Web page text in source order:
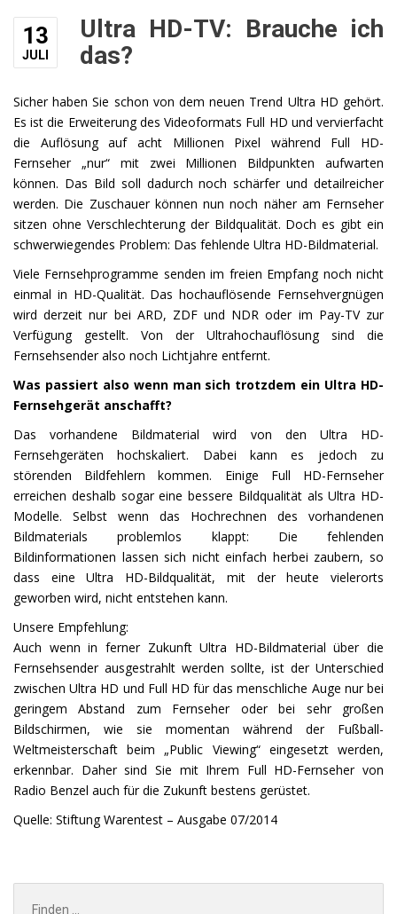
13
JULI
Ultra HD-TV: Brauche ich
das?
Sicher haben Sie schon von dem neuen Trend Ultra HD gehört.
Es ist die Erweiterung des Videoformats Full HD und vervierfacht
die Auflösung auf acht Millionen Pixel während Full HD-
Fernseher „nur“ mit zwei Millionen Bildpunkten aufwarten
können. Das Bild soll dadurch noch schärfer und detailreicher
werden. Die Zuschauer können nun noch näher am Fernseher
sitzen ohne Verschlechterung der Bildqualität. Doch es gibt ein
schwerwiegendes Problem: Das fehlende Ultra HD-Bildmaterial.
Viele Fernsehprogramme senden im freien Empfang noch nicht
einmal in HD-Qualität. Das hochauflösende Fernsehvergnügen
wird derzeit nur bei ARD, ZDF und NDR oder im Pay-TV zur
Verfügung gestellt. Von der Ultrahochauflösung sind die
Fernsehsender also noch Lichtjahre entfernt.
Was passiert also wenn man sich trotzdem ein Ultra HD-
Fernsehgerät anschafft?
Das vorhandene Bildmaterial wird von den Ultra HD-
Fernsehgeräten hochskaliert. Dabei kann es jedoch zu
störenden Bildfehlern kommen. Einige Full HD-Fernseher
erreichen deshalb sogar eine bessere Bildqualität als Ultra HD-
Modelle. Selbst wenn das Hochrechnen des vorhandenen
Bildmaterials problemlos klappt: Die fehlenden
Bildinformationen lassen sich nicht einfach herbei zaubern, so
dass eine Ultra HD-Bildqualität, mit der heute vielerorts
geworben wird, nicht entstehen kann.
Unsere Empfehlung:
Auch wenn in ferner Zukunft Ultra HD-Bildmaterial über die
Fernsehsender ausgestrahlt werden sollte, ist der Unterschied
zwischen Ultra HD und Full HD für das menschliche Auge nur bei
geringem Abstand zum Fernseher oder bei sehr großen
Bildschirmen, wie sie momentan während der Fußball-
Weltmeisterschaft beim „Public Viewing“ eingesetzt werden,
erkennbar. Daher sind Sie mit Ihrem Full HD-Fernseher von
Radio Benzel auch für die Zukunft bestens gerüstet.
Quelle: Stiftung Warentest – Ausgabe 07/2014